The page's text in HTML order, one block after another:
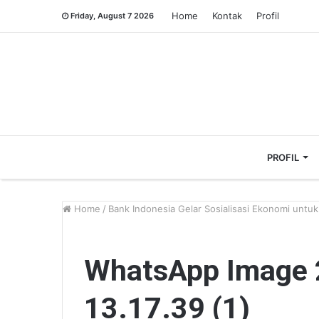
Friday, August 7 2026 Home Kontak Profil
PROFIL
Home / Bank Indonesia Gelar Sosialisasi Ekonomi
WhatsApp
13.17.39 (1)